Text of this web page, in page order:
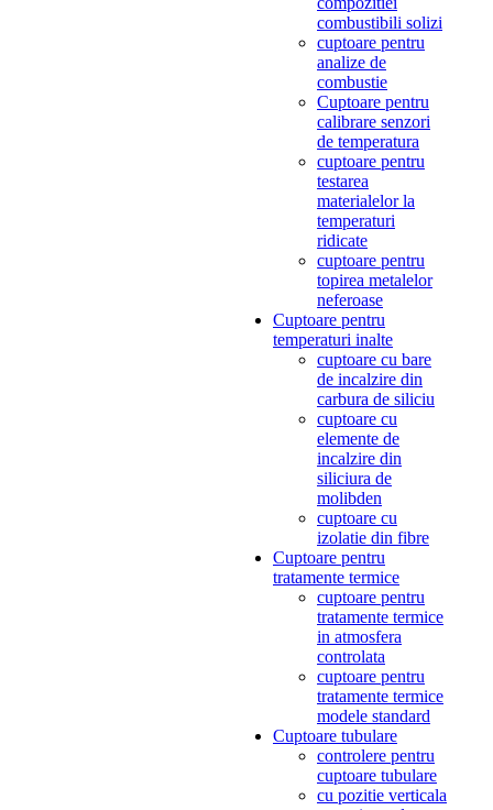
combustibili solizi
cuptoare pentru
analize de
combustie
Cuptoare pentru
calibrare senzori
de temperatura
cuptoare pentru
testarea
materialelor la
temperaturi
ridicate
cuptoare pentru
topirea metalelor
neferoase
Cuptoare pentru
temperaturi inalte
cuptoare cu bare
de incalzire din
carbura de siliciu
cuptoare cu
elemente de
incalzire din
siliciura de
molibden
cuptoare cu
izolatie din fibre
Cuptoare pentru
tratamente termice
cuptoare pentru
tratamente termice
in atmosfera
controlata
cuptoare pentru
tratamente termice
modele standard
Cuptoare tubulare
controlere pentru
cuptoare tubulare
cu pozitie verticala